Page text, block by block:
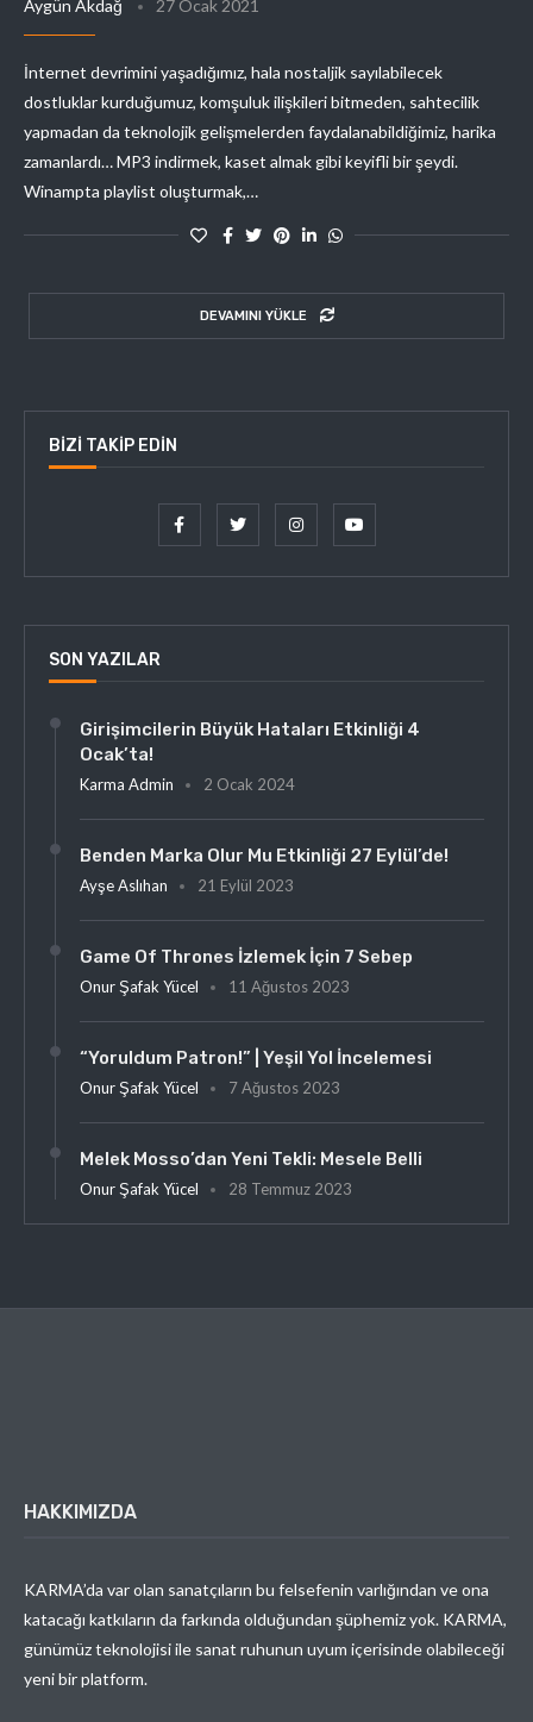
Aygün Akdağ 27 Ocak 2021
İnternet devrimini yaşadığımız, hala nostaljik sayılabilecek
dostluklar kurduğumuz, komşuluk ilişkileri bitmeden, sahtecilik
yapmadan da teknolojik gelişmelerden faydalanabildiğimiz, harika
zamanlardı… MP3 indirmek, kaset almak gibi keyifli bir şeydi.
Winampta playlist oluşturmak,…
DEVAMINI YÜKLE
BIZI TAKIP EDIN
SON YAZILAR
Girişimcilerin Büyük Hataları Etkinliği 4
Ocak’ta!
Karma Admin 2 Ocak 2024
Benden Marka Olur Mu Etkinliği 27 Eylül’de!
Ayşe Aslıhan 21 Eylül 2023
Game Of Thrones İzlemek İçin 7 Sebep
Onur Şafak Yücel 11 Ağustos 2023
“Yoruldum Patron!” | Yeşil Yol İncelemesi
Onur Şafak Yücel 7 Ağustos 2023
Melek Mosso’dan Yeni Tekli: Mesele Belli
Onur Şafak Yücel 28 Temmuz 2023
HAKKIMIZDA
KARMA’da var olan sanatçıların bu felsefenin varlığından ve ona
katacağı katkıların da farkında olduğundan şüphemiz yok. KARMA,
günümüz teknolojisi ile sanat ruhunun uyum içerisinde olabileceği
yeni bir platform.